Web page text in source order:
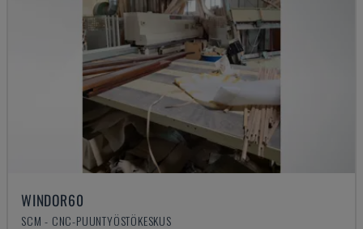
WINDOR60
SCM - CNC-PUUNTYÖSTÖKESKUS